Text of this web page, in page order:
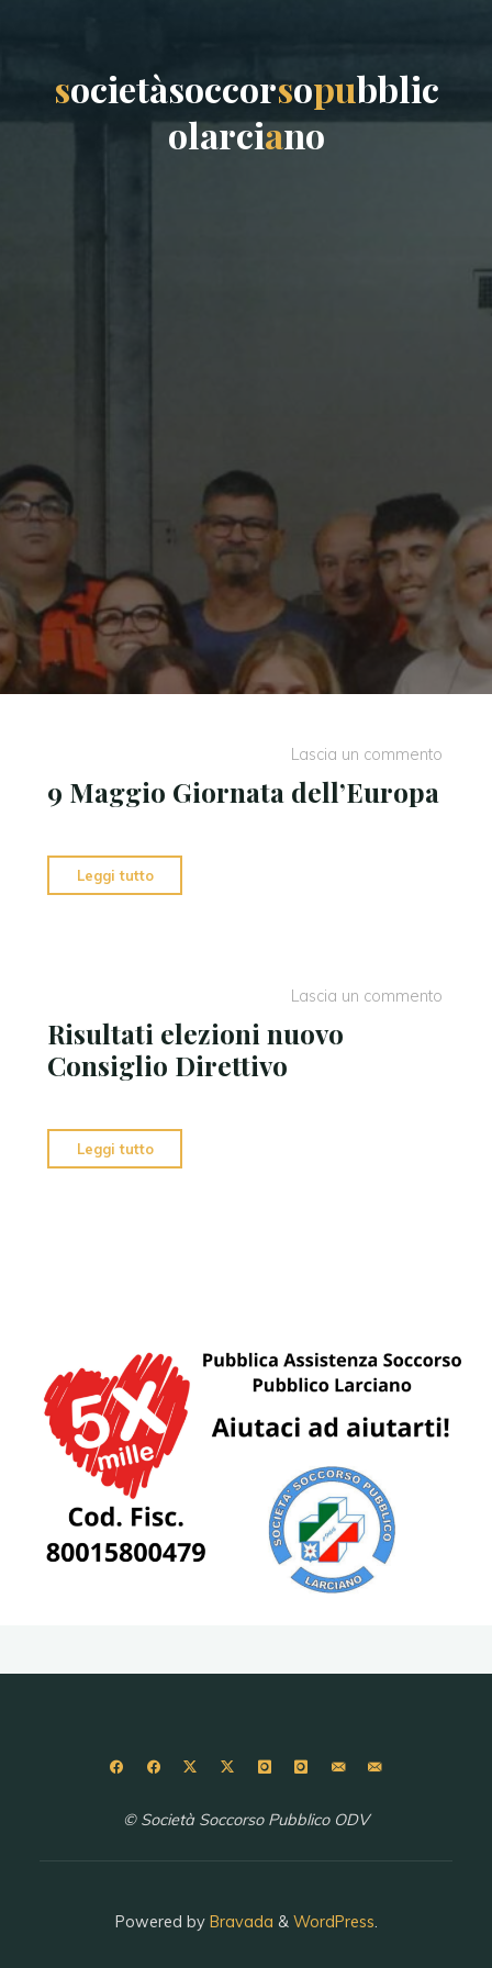
societàsoccorsopubblic
olarciano
Lascia un commento
9 Maggio Giornata dell’Europa
Leggi tutto
Maggio
Lascia un commento
Risultati elezioni nuovo
Consiglio Direttivo
Leggi tutto
elezioni
© Società Soccorso Pubblico ODV
Powered byBravada & WordPress.